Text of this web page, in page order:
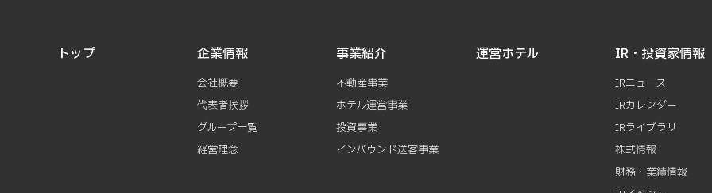
トップ 企業情報
会社概要
代表者挨拶
グループ一覧
経営理念
事業紹介
不動産事業
ホテル運営事業
投資事業
インバウンド送客事業
運営ホテル IR・投資家情報
IRニュース
IRカレンダー
IRライブラリ
株式情報
財務・業績情報